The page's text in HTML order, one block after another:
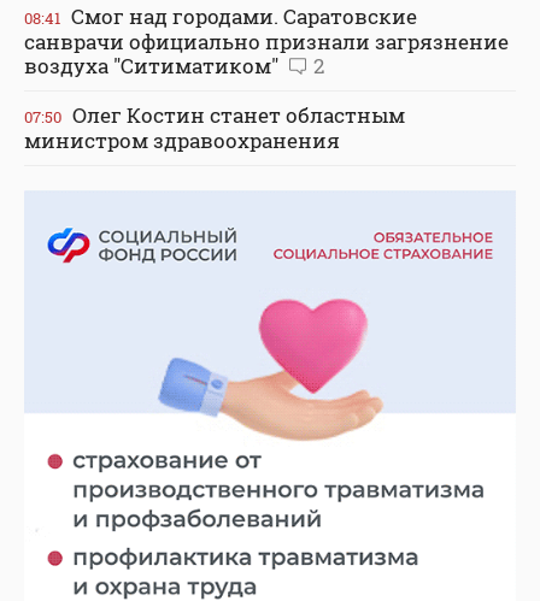
08:41 Смог над городами. Саратовские
санврачи официально признали загрязнение
воздуха "Ситиматиком"
2
07:50 Олег Костин станет областным
министром здравоохранения